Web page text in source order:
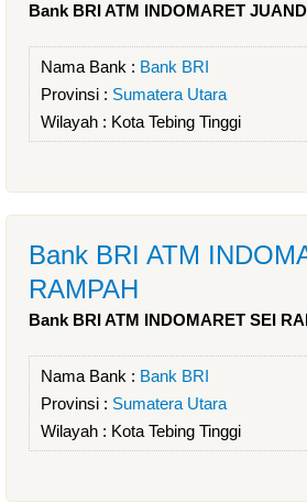
Bank BRI ATM INDOMARET
Nama Bank : Bank BRI
Provinsi : Sumatera Utara
Wilayah : Kota Tebing Tinggi
Bank BRI ATM
RAMPAH
Bank BRI ATM INDOMARET SEI
Nama Bank : Bank BRI
Provinsi : Sumatera Utara
Wilayah : Kota Tebing Tinggi